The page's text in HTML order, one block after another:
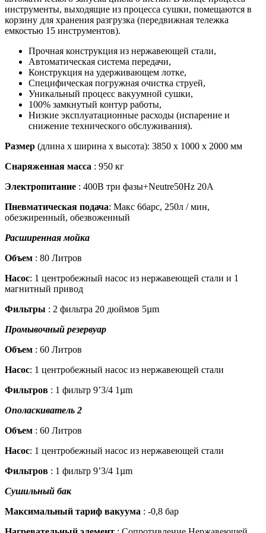
инструменты, выходящие из процесса сушки, помещаются в
корзину для хранения разгрузка (передвижная тележка
емкостью 15 инструментов).
Прочная конструкция из нержавеющей стали,
Автоматическая система передачи,
Конструкция на удерживающем лотке,
Специфическая погружная очистка струей,
Уникальный процесс вакуумной сушки,
100% замкнутый контур работы,
Низкие эксплуатационные расходы (испарение и
снижение технического обслуживания).
Размер (длина х ширина х высота): 3850 х 1000 х 2000 мм
Снаряженная масса : 950 кг
Электропитание : 400В три фазы+Neutre50Hz 20А
Пневматическая подача: Макс 6барс, 250л / мин,
обезжиренный, обезвоженный
Расширенная мойка
Объем : 80 Литров
Насос: 1 центробежный насос из нержавеющей стали и 1
магнитный привод
Фильтры : 2 фильтра 20 дюймов 5µm
Промывочный резервуар
Объем : 60 Литров
Насос: 1 центробежный насос из нержавеющей стали
Фильтров : 1 фильтр 9’3/4 1µm
Ополаскиватель 2
Объем : 60 Литров
Насос: 1 центробежный насос из нержавеющей стали
Фильтров : 1 фильтр 9’3/4 1µm
Сушильный бак
Максимальный тариф вакуума : -0,8 бар